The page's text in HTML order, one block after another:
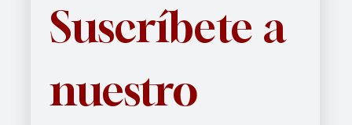
Suscríbete a
nuestro